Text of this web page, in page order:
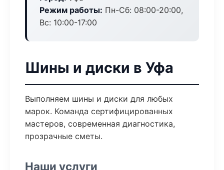
Режим работы: Пн-Сб: 08:00-20:00,
Вс: 10:00-17:00
Шины и диски в Уфа
Выполняем шины и диски для любых
марок. Команда сертифицированных
мастеров, современная диагностика,
прозрачные сметы.
Наши услуги